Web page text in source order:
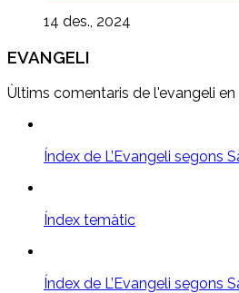
14 des., 2024
EVANGELI
Ùltims comentaris de l'evangeli en
Índex de L’Evangeli segons
Índex temàtic
Índex de L’Evangeli segons